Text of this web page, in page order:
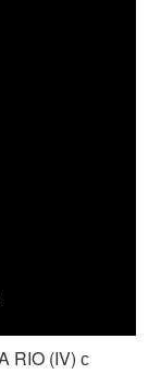
RIO (IV) с